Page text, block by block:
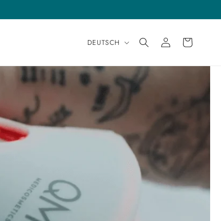
Sprache
DEUTSCH EinloggenWarenkorb